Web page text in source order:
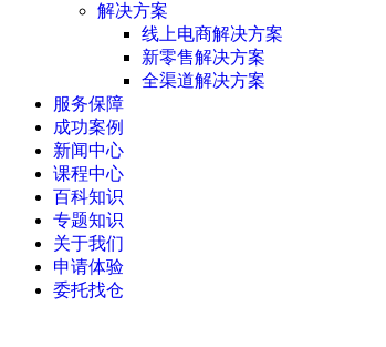
解决方案
线上电商解决方案
新零售解决方案
全渠道解决方案
服务保障
成功案例
新闻中心
课程中心
百科知识
专题知识
关于我们
申请体验
委托找仓